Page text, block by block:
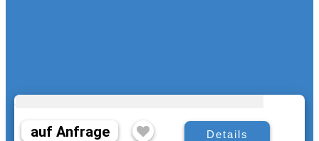
auf Anfrage Details